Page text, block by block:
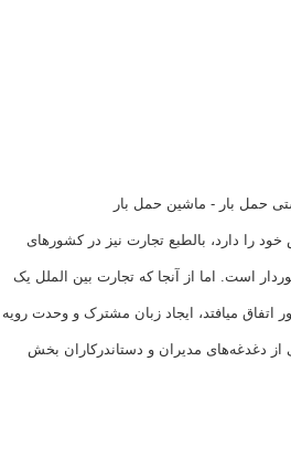
بالطبع تجارت نیز در کشورهای
اما از آنجا که تجارت بین الملل یک
ایجاد زبان مشترک و وحدت رویه
مدیران و دستاندرکاران بخش